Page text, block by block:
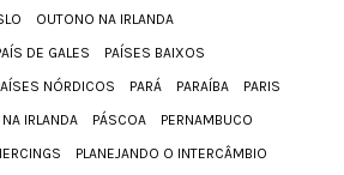
OUTONO NA IRLANDA
DE GALES
PAÍSES BAIXOS
NÓRDICOS PARÁ PARAÍBA
PARIS
IRLANDA
PÁSCOA
PERNAMBUCO
PLANEJANDO O INTERCÂMBIO